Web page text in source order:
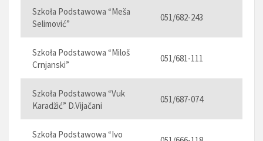
Szkoła Podstawowa “Meša
Selimović”
051/682-243
Szkoła Podstawowa “Miloš
Crnjanski”
051/681-111
Szkoła Podstawowa “Vuk
Karadžić” D.Vijačani
051/687-074
Szkoła Podstawowa “Ivo